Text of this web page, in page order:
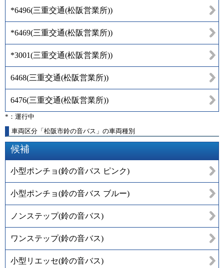
*6496(三重交通(松阪営業所))
*6469(三重交通(松阪営業所))
*3001(三重交通(松阪営業所))
6468(三重交通(松阪営業所))
6476(三重交通(松阪営業所))
*：運行中
車両区分「松阪市鈴の音バス」の車両種別
候補
小型ポンチョ(鈴の音バス ピンク)
小型ポンチョ(鈴の音バス ブルー)
ノンステップ(鈴の音バス)
ワンステップ(鈴の音バス)
小型リエッセ(鈴の音バス)